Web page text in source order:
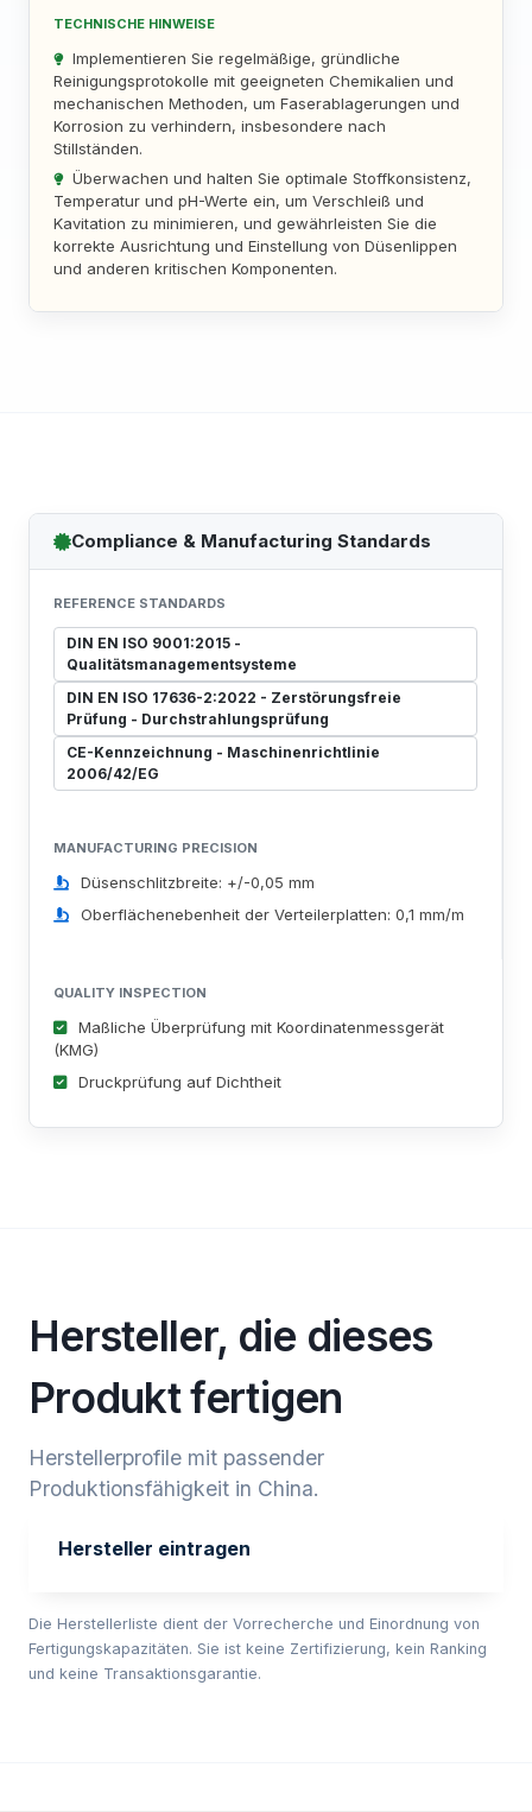
TECHNISCHE HINWEISE
Implementieren Sie regelmäßige, gründliche
Reinigungsprotokolle mit geeigneten Chemikalien und
mechanischen Methoden, um Faserablagerungen und
Korrosion zu verhindern, insbesondere nach
Stillständen.
Überwachen und halten Sie optimale Stoffkonsistenz,
Temperatur und pH-Werte ein, um Verschleiß und
Kavitation zu minimieren, und gewährleisten Sie die
korrekte Ausrichtung und Einstellung von Düsenlippen
und anderen kritischen Komponenten.
Compliance & Manufacturing Standards
REFERENCE STANDARDS
DIN EN ISO 9001:2015 -
Qualitätsmanagementsysteme
DIN EN ISO 17636-2:2022 - Zerstörungsfreie
Prüfung - Durchstrahlungsprüfung
CE-Kennzeichnung - Maschinenrichtlinie
2006/42/EG
MANUFACTURING PRECISION
Düsenschlitzbreite: +/-0,05 mm
Oberflächenebenheit der Verteilerplatten: 0,1 mm/m
QUALITY INSPECTION
Maßliche Überprüfung mit Koordinatenmessgerät
(KMG)
Druckprüfung auf Dichtheit
Hersteller, die dieses
Produkt fertigen
Herstellerprofile mit passender
Produktionsfähigkeit in China.
Hersteller eintragen
Die Herstellerliste dient der Vorrecherche und Einordnung von
Fertigungskapazitäten. Sie ist keine Zertifizierung, kein Ranking
und keine Transaktionsgarantie.